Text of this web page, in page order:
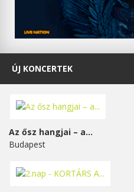
ÚJ KONCERTEK
Az ősz hangjai – a...
Budapest